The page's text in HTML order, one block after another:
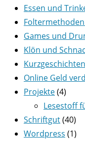
Essen und
Games und
Klön und
Kurzgeschichten
Online Geld
Projekte(4)
Lesestoff
Schriftgut(40)
Wordpress (1)